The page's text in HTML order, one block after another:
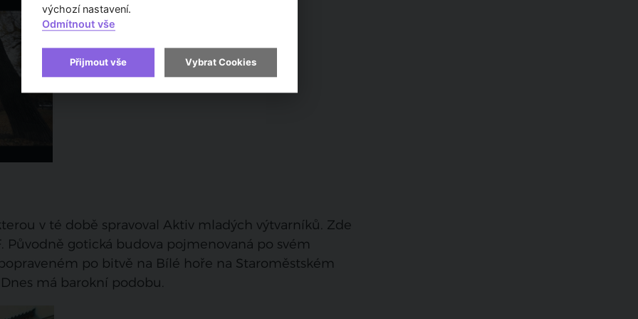
v té době spravoval Aktiv mladých výtvarníků. Zde
Původně gotická budova pojmenovaná po svém
po bitvě na Bílé hoře na Staroměstském
má barokní podobu.
výchozí nastavení.
Odmítnout vše
Přijmout vše Vybrat Cookies